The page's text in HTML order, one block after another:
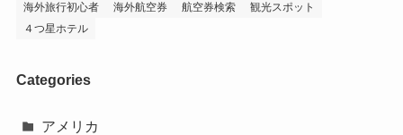
海外旅行初心者
海外航空券 航空券検索
観光スポット
４つ星ホテル
Categories
アメリカ